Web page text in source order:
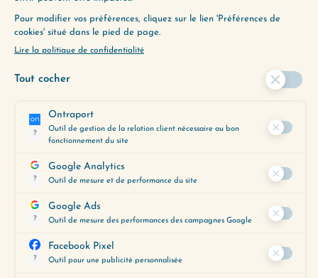
Si vous avez l’impression de vivre mille journées
dans une journée, avec des casquettes
différents, cet épisode…